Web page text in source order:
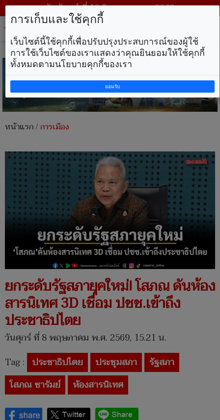
วันจันทร์ ที่ 10 สิงหาคม พ.ศ. 2569
หน้าแรก/การเมือง
ยกระดับรัฐสภายุคใหม่! โสภณ ดันห้อง
สารนิเทศ 3D เชื่อม ปชช.เข้าถึง
ประชาธิปไตย
วันศุกร์ ที่ 8 พฤษภาคม พ.ศ. 2569, 15.21 น.
Tag : ประชาธิปไตย ประชุมสภา
รัฐสภา
โสภณ ซารัมย์
ห้องสารนิเทศ
การเก็บและใช้คุกกี้
เว็บไซต์นี้ใช้คุกกี้เพื่อปรับปรุงประสบการณ์ของผู้ใช้
การใช้เว็บไซต์ของเราแสดงว่าคุณยินยอมให้ใช้คุกกี้
ทั้งหมดตามนโยบายคุกกี้ของเรา
ยอมรับ